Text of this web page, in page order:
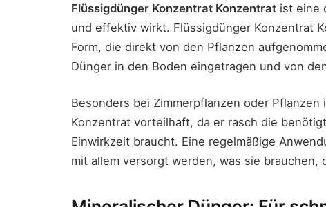
Flüssigdünger Konzentrat Konzentrat ist eine
und effektiv wirkt. Flüssigdünger Konzentrat
Form, die direkt von den Pflanzen
Dünger in den Boden eingetragen und von
Besonders bei Zimmerpflanzen oder
Konzentrat vorteilhaft, da er rasch die
Einwirkzeit braucht. Eine regelmäßige
mit allem versorgt werden, was sie